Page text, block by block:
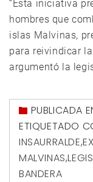
“Esta iniciativa
hombres que
islas Malvinas,
para reivindicar
argumentó la
PUBLICADA
ETIQUETADO
INSAURRALDE,
MALVINAS,
BANDERA